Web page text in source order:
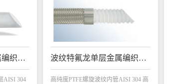
光滑特氟龙单层金属编织管T1S/T1AS
AISI 304
波纹特氟龙单层金属编织管 TC1S
高纯度PTFE螺旋波纹内管AISI 304 高